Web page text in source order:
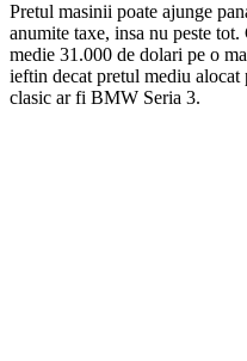
Pretul masinii poate ajunge
anumite taxe, insa nu peste
medie 31.000 de dolari pe o
ieftin decat pretul mediu
clasic ar fi BMW Seria 3.